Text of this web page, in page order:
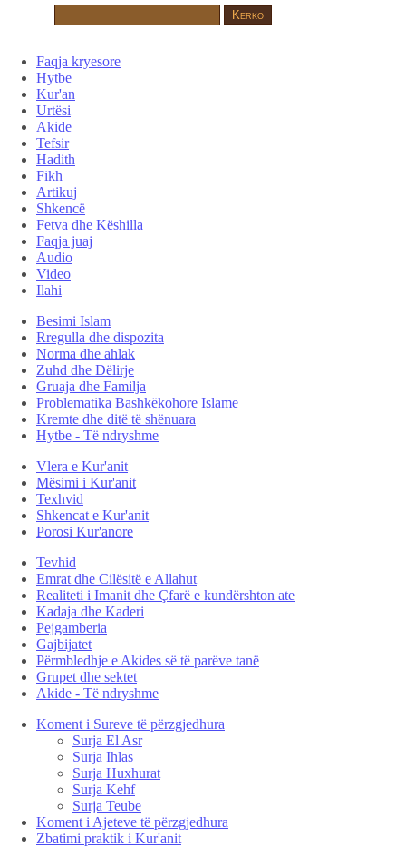
Faqja kryesore
Hytbe
Kur'an
Urtësi
Akide
Tefsir
Hadith
Fikh
Artikuj
Shkencë
Fetva dhe Këshilla
Faqja juaj
Audio
Video
Ilahi
Besimi Islam
Rregulla dhe dispozita
Norma dhe ahlak
Zuhd dhe Dëlirje
Gruaja dhe Familja
Problematika Bashkëkohore Islame
Kremte dhe ditë të shënuara
Hytbe - Të ndryshme
Vlera e Kur'anit
Mësimi i Kur'anit
Texhvid
Shkencat e Kur'anit
Porosi Kur'anore
Tevhid
Emrat dhe Cilësitë e Allahut
Realiteti i Imanit dhe Çfarë e kundërshton ate
Kadaja dhe Kaderi
Pejgamberia
Gajbijatet
Përmbledhje e Akides së të parëve tanë
Grupet dhe sektet
Akide - Të ndryshme
Koment i Sureve të përzgjedhura
Surja El Asr
Surja Ihlas
Surja Huxhurat
Surja Kehf
Surja Teube
Koment i Ajeteve të përzgjedhura
Zbatimi praktik i Kur'anit